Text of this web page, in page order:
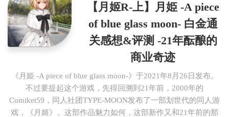
【月姬R-上】月姫 -A piece
of blue glass moon- 白金通
关感想&评测 -21年酝酿的
商业奇迹
《月姫 -A piece of blue glass moon-》于2021年8月26日发布。
不过要提起这个游戏，先得回溯到21年前，2000年的
Comiket59，同人社团TYPE-MOON发布了一部划世代的同人游
戏，《月姬》。这部作品魅力如何，这部新作又和21年前的那